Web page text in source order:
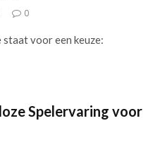
0
staat voor een keuze:
Spelervaring voor